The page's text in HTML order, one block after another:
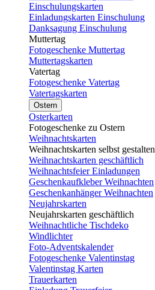
Einschulungskarten
Einladungskarten Einschulung
Danksagung Einschulung
Muttertag
Fotogeschenke Muttertag
Muttertagskarten
Vatertag
Fotogeschenke Vatertag
Vatertagskarten
Ostern
Osterkarten
Fotogeschenke zu Ostern
Weihnachtskarten
Weihnachtskarten selbst gestalten
Weihnachtskarten geschäftlich
Weihnachtsfeier Einladungen
Geschenkaufkleber Weihnachten
Geschenkanhänger Weihnachten
Neujahrskarten
Neujahrskarten geschäftlich
Weihnachtliche Tischdeko
Windlichter
Foto-Adventskalender
Fotogeschenke Valentinstag
Valentinstag Karten
Trauerkarten